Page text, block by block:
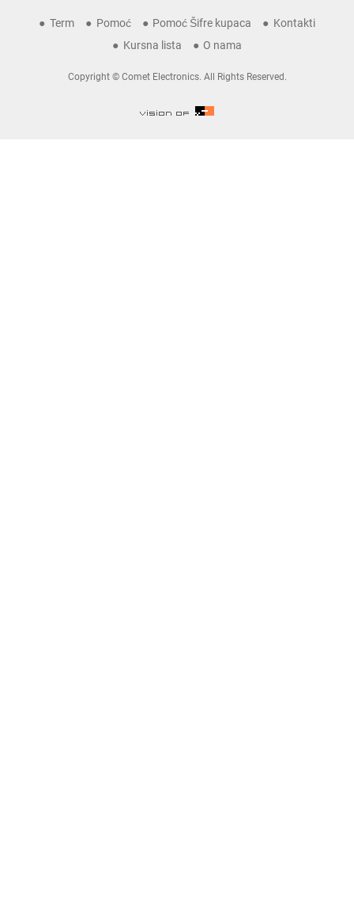
Term Pomoć Pomoć Šifre kupaca
Kontakti
Kursna lista
O nama
Copyright © Comet Electronics. All Rights Reserved.